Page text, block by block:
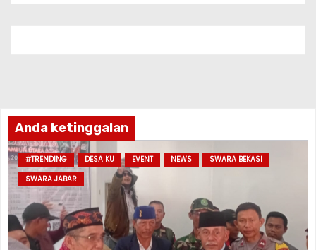
Anda ketinggalan
#TRENDING DESA KU EVENT NEWS
SWARA BEKASI
SWARA JABAR